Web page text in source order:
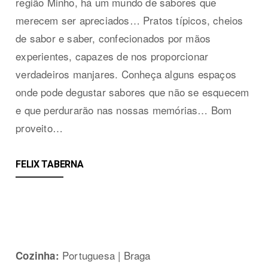
merecem ser apreciados… Pratos típicos, cheios
de sabor e saber, confecionados por mãos
experientes, capazes de nos proporcionar
verdadeiros manjares. Conheça alguns espaços
onde pode degustar sabores que não se esquecem
e que perdurarão nas nossas memórias… Bom
proveito…
FELIX TABERNA
Cozinha: Portuguesa | Braga